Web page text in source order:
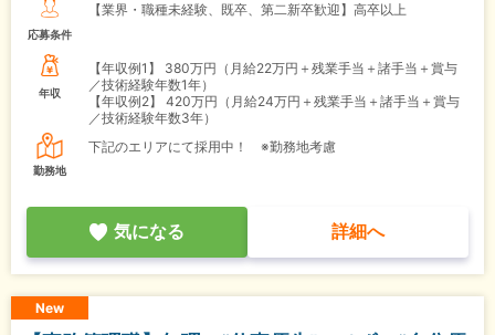
応募条件
【業界・職種未経験、既卒、第二新卒歓迎】高卒以上
年収
【年収例1】
380万円（月給22万円＋残業手当＋諸手当＋賞与
／技術経験年数1年）
【年収例2】
420万円（月給24万円＋残業手当＋諸手当＋賞与
／技術経験年数3年）
勤務地
下記のエリアにて採用中！ ※勤務地考慮
気になる 詳細へ
New